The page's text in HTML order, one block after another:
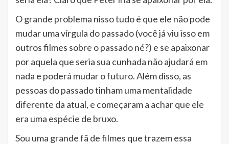
O grande problema nisso tudo é que ele não pode
mudar uma vírgula do passado (você já viu isso em
outros filmes sobre o passado né?) e se apaixonar
por aquela que seria sua cunhada não ajudará em
nada e poderá mudar o futuro. Além disso, as
pessoas do passado tinham uma mentalidade
diferente da atual, e começaram a achar que ele
era uma espécie de bruxo.
Sou uma grande fã de filmes que trazem essa